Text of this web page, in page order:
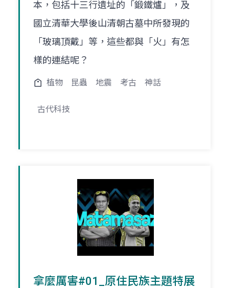
本，包括十三行遺址的「鍛鐵爐」，及
國立清華大學後山清朝古墓中所發現的
「玻璃頂戴」等，這些都與「火」有怎
樣的連結呢？
植物 昆蟲 地震 考古 神話
古代科技
拿麼厲害#01_原住民族主題特展